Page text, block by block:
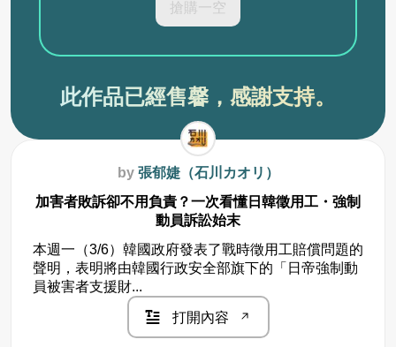
此作品已經售馨，感謝支持。
搶購一空
by 張郁婕（石川カオリ）
加害者敗訴卻不用負責？一次看懂日韓徵用工・強制
動員訴訟始末
本週一（3/6）韓國政府發表了戰時徵用工賠償問題的
聲明，表明將由韓國行政安全部旗下的「日帝強制動
員被害者支援財...
打開內容